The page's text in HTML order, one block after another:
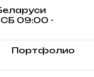
09:00 -
Портфолио